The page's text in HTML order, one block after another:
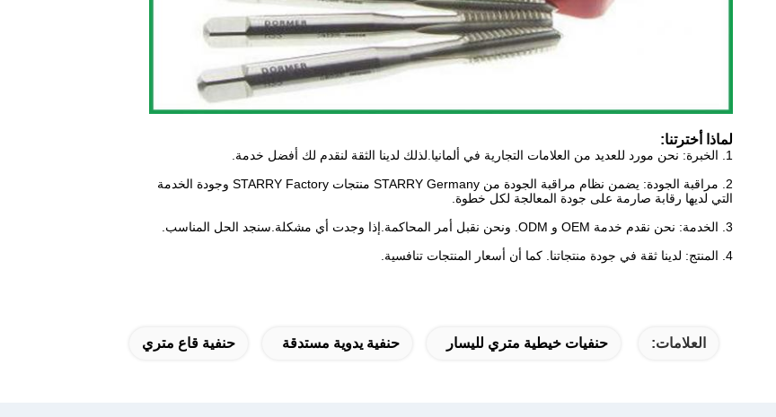
لماذا أخترتنا:
1. الخبرة: نحن مورد للعديد من العلامات التجارية في ألمانيا.لذلك لدينا الثقة لنقدم لك أفضل خدمة.
2. مراقبة الجودة: يضمن نظام مراقبة الجودة من STARRY Germany منتجات STARRY Factory وجودة الخدمة
التي لديها رقابة صارمة على جودة المعالجة لكل خطوة.
3. الخدمة: نحن نقدم خدمة OEM و ODM. ونحن نقبل أمر المحاكمة.إذا وجدت أي مشكلة.سنجد الحل المناسب.
4. المنتج: لدينا ثقة في جودة منتجاتنا. كما أن أسعار المنتجات تنافسية.
العلامات: حنفيات خيطية متري لليسار حنفية يدوية مستدقة حنفية قاع متري